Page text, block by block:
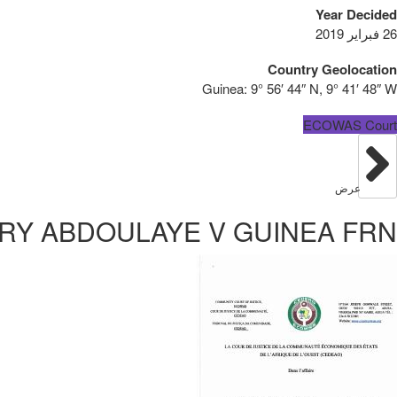
Year Decided
26 فبراير 2019
Country Geolocation
Guinea: 9° 56′ 44″ N, 9° 41′ 48″ W
ECOWAS Court
عرض
ABDOULAYE V GUINEA FRN